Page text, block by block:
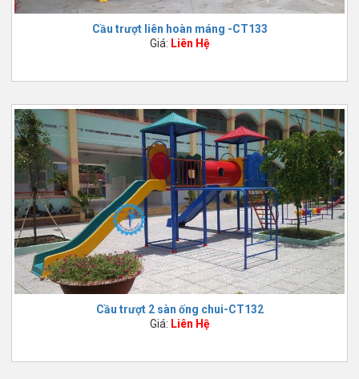
Cầu trượt liên hoàn máng -CT133
Giá: Liên Hệ
Cầu trượt 2 sàn ống chui-CT132
Giá: Liên Hệ